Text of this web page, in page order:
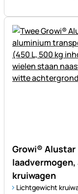
Growi®
kruiwagen
Lichtgewicht